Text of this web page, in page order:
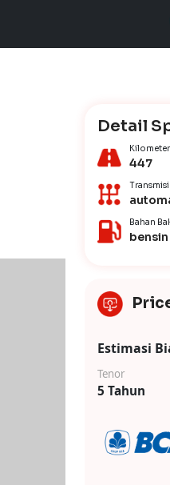
Detail
Kilometer
447
Transmisi
Bahan
bensin
Estimasi
Tenor
5 Tahun